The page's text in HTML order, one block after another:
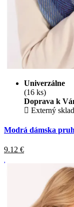
Univerzálne
(16 ks)
Doprava k
Externý
Modrá dámska
9.12 €